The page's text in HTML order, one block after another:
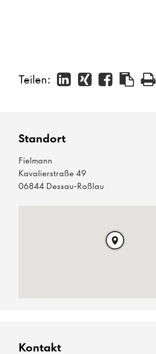
Teilen:
Standort
Fielmann
Kavalierstraße 49
06844 Dessau-Roßlau
Kontakt